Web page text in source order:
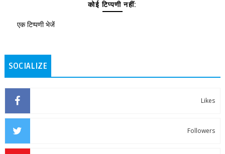
कोई टिप्पणी नहीं:
एक टिप्पणी भेजें
SOCIALIZE
Likes
Followers